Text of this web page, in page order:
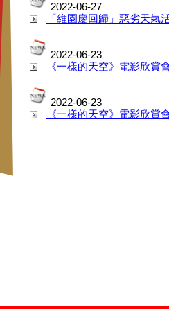
2022-06-27
「維園慶回歸」惡劣天氣
2022-06-23
《一樣的天空》電影欣賞
2022-06-23
《一樣的天空》電影欣賞